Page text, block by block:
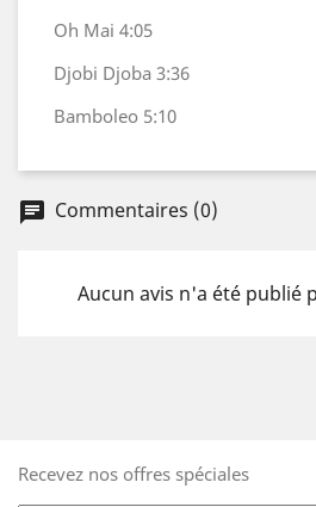
Oh Mai 4:05
Djobi Djoba 3:36
Bamboleo 5:10
Commentaires (0)
Aucun avis n'a été publié
Recevez nos offres spéciales